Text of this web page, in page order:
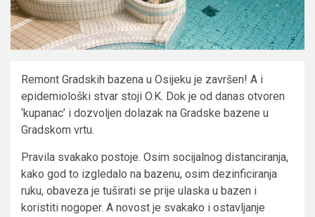
Remont Gradskih bazena u Osijeku je završen! A i
epidemiološki stvar stoji O.K. Dok je od danas otvoren
‘kupanac’ i dozvoljen dolazak na Gradske bazene u
Gradskom vrtu.
Pravila svakako postoje. Osim socijalnog distanciranja,
kako god to izgledalo na bazenu, osim dezinficiranja
ruku, obaveza je tuširati se prije ulaska u bazen i
koristiti nogoper. A novost je svakako i ostavljanje